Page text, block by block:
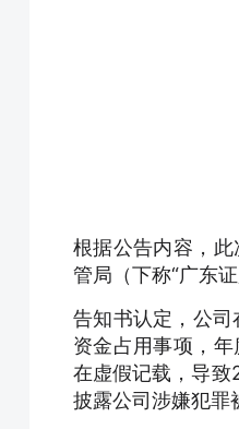
根据公告内容，
管局（下称“广东
告知书认定，公
资金占用事项，
在虚假记载，导致
披露公司涉嫌犯罪